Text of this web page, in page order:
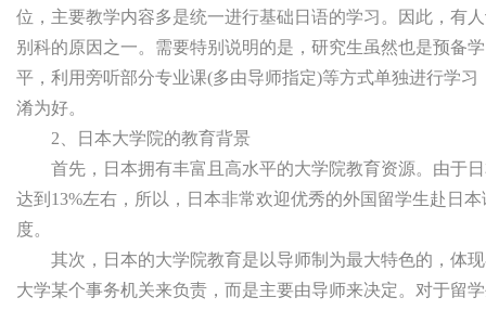
位，主要教学内容多是统一进行基础日语的学习。因此，有
别科的原因之一。需要特别说明的是，研究生虽然也是预备
平，利用旁听部分专业课(多由导师指定)等方式单独进行学
淆为好。
2、日本大学院的教育背景
首先，日本拥有丰富且高水平的大学院教育资源。由于日
达到13%左右，所以，日本非常欢迎优秀的外国留学生赴日
度。
其次，日本的大学院教育是以导师制为最大特色的，体现
大学某个事务机关来负责，而是主要由导师来决定。对于留